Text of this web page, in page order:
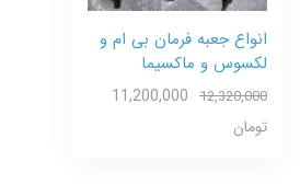
انواع جعبه فرمان بی ام و
لکسوس و ماکسیما
12,320,000
11,200,000
تومان